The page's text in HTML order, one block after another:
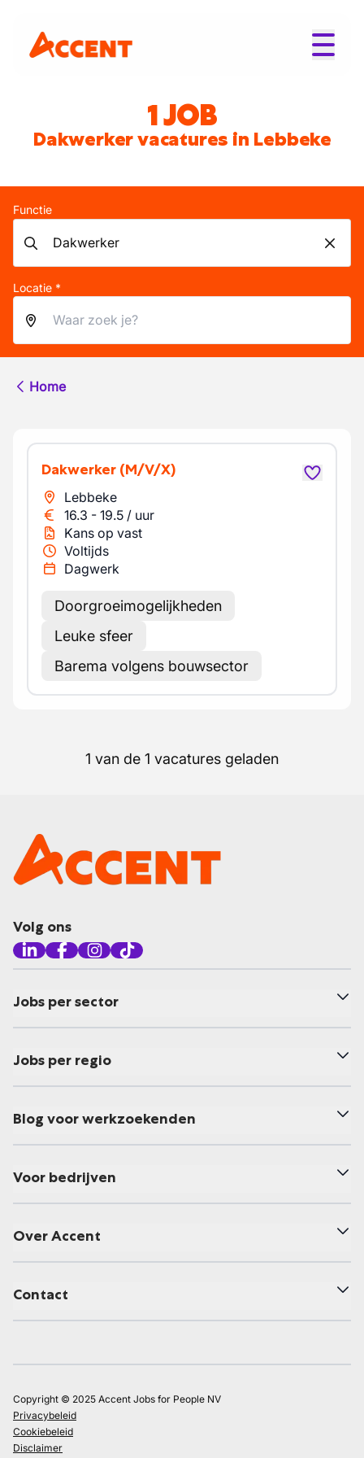
1 JOB
Dakwerker vacatures in Lebbeke
Functie
Locatie *
Home
Dakwerker (M/V/X)
Lebbeke
16.3 - 19.5 / uur
Kans op vast
Voltijds
Dagwerk
Doorgroeimogelijkheden
Leuke sfeer
Barema volgens bouwsector
1 van de 1 vacatures geladen
Volg ons
Jobs per sector
Jobs per regio
Blog voor werkzoekenden
Voor bedrijven
Over Accent
Contact
Copyright © 2025 Accent Jobs for People NV
Privacybeleid
Cookiebeleid
Disclaimer